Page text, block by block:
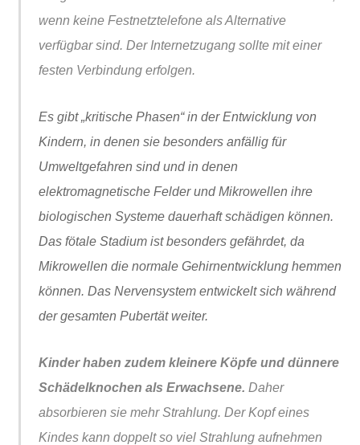
wenn keine Festnetztelefone als Alternative
verfügbar sind. Der Internetzugang sollte mit einer
festen Verbindung erfolgen.
Es gibt „kritische Phasen“ in der Entwicklung von
Kindern, in denen sie besonders anfällig für
Umweltgefahren sind und in denen
elektromagnetische Felder und Mikrowellen ihre
biologischen Systeme dauerhaft schädigen können.
Das fötale Stadium ist besonders gefährdet, da
Mikrowellen die normale Gehirnentwicklung hemmen
können. Das Nervensystem entwickelt sich während
der gesamten Pubertät weiter.
Kinder haben zudem kleinere Köpfe und dünnere
Schädelknochen als Erwachsene. Daher
absorbieren sie mehr Strahlung. Der Kopf eines
Kindes kann doppelt so viel Strahlung aufnehmen